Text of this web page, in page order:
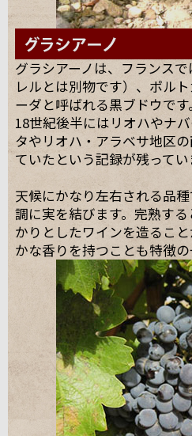
グラシアーノは、フランス
レルとは別物です）、ポル
ーダと呼ばれる黒ブドウです。
18世紀後半にはリオハやナ
タやリオハ・アラベサ地区
ていたという記録が残ってい
天候にかなり左右される品
調に実を結びます。完熟す
かりとしたワインを造るこ
かな香りを持つことも特徴の